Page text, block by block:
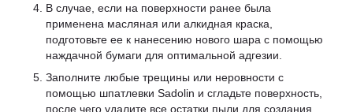
В случае, если на поверхности ранее была
применена масляная или алкидная краска,
подготовьте ее к нанесению нового шара с помощью
наждачной бумаги для оптимальной адгезии.
Заполните любые трещины или неровности с
помощью шпатлевки Sadolin и сгладьте поверхность,
после чего удалите все остатки пыли для создания